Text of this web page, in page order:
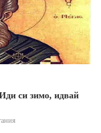
си зимо, идвай